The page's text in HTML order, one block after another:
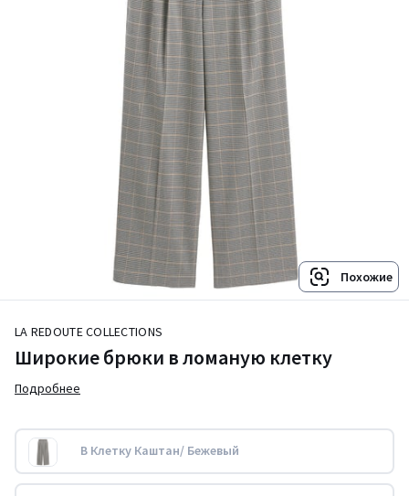
Похожие
LA REDOUTE COLLECTIONS
Широкие брюки в ломаную клетку
Подробнее
В Клетку Каштан/ Бежевый